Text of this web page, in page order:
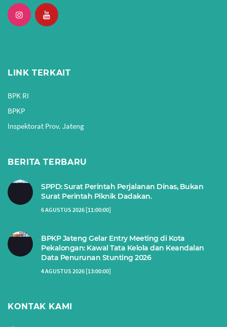
LINK TERKAIT
BPK RI
BPKP
Inspektorat Prov. Jateng
BERITA TERBARU
SPPD: Surat Perintah Perjalanan Dinas, Bukan
Surat Perintah Piknik Dadakan.
6 AGUSTUS 2026 [11:00:00]
BPKP Jateng Gelar Entry Meeting di Kota
Pekalongan: Kawal Tata Kelola dan Keandalan
Data Penurunan Stunting 2026
4 AGUSTUS 2026 [13:00:00]
KONTAK KAMI